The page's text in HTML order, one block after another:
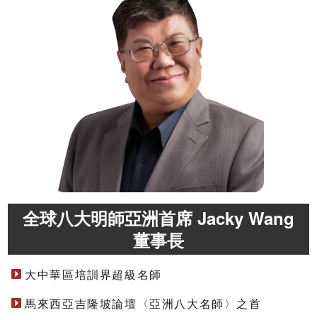
全球八大明師亞洲首席 Jacky Wang
董事長
大中華區培訓界超級名師
馬來西亞吉隆坡論壇〈亞洲八大名師〉之首